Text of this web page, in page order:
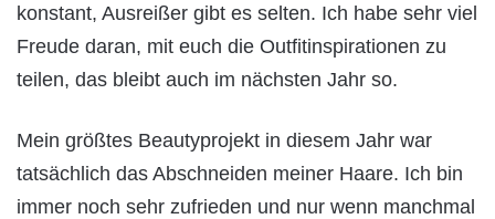
konstant, Ausreißer gibt es selten. Ich habe sehr viel
Freude daran, mit euch die Outfitinspirationen zu
teilen, das bleibt auch im nächsten Jahr so.
Mein größtes Beautyprojekt in diesem Jahr war
tatsächlich das Abschneiden meiner Haare. Ich bin
immer noch sehr zufrieden und nur wenn manchmal